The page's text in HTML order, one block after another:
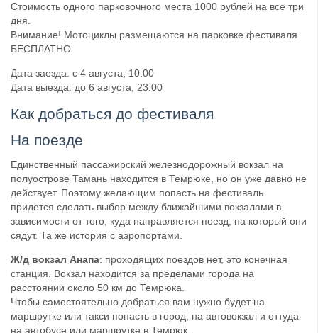
Стоимость одного парковочного места 1000 рублей на все три
дня.
Внимание! Мотоциклы размещаются на парковке фестиваля
БЕСПЛАТНО
Дата заезда: с 4 августа, 10:00
Дата выезда: до 6 августа, 23:00
Как добраться до фестиваля
На поезде
Единственный пассажирский железнодорожный вокзал на
полуострове Тамань находится в Темрюке, но он уже давно не
действует. Поэтому желающим попасть на фестиваль
придется сделать выбор между ближайшими вокзалами в
зависимости от того, куда направляется поезд, на который они
сядут. Та же история с аэропортами.
Ж/д вокзал Анапа: проходящих поездов нет, это конечная
станция. Вокзал находится за пределами города на
расстоянии около 50 км до Темрюка.
Чтобы самостоятельно добраться вам нужно будет на
маршрутке или такси попасть в город, на автовокзал и оттуда
на автобусе или маршрутке в Темрюк.